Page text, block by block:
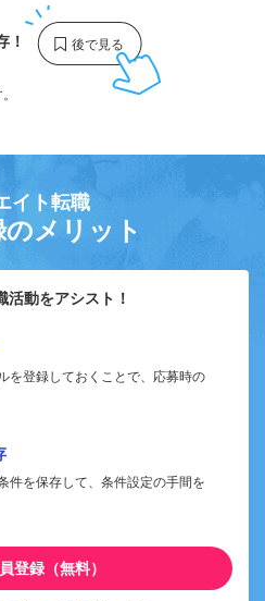
！
イト転職
メリット
動をアシスト！
を登録しておくことで、応募時の
件を保存して、条件設定の手間を
登録（無料）